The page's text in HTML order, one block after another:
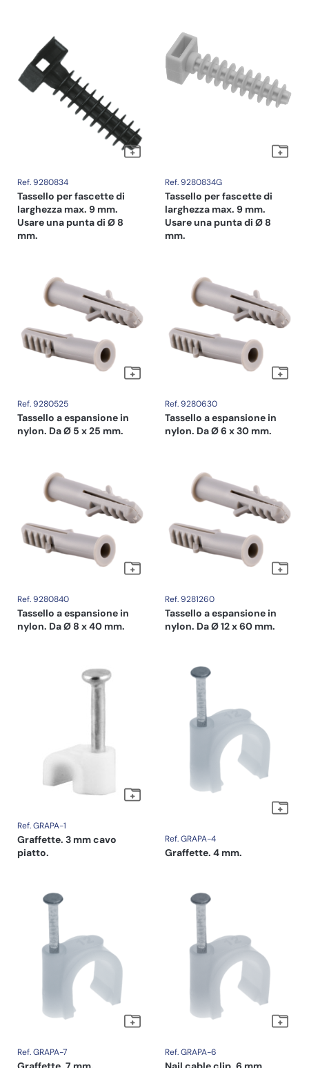
Ref. 9280834
Tassello per fascette di
larghezza max. 9 mm.
Usare una punta di Ø 8
mm.
Ref. 9280834G
Tassello per fascette di
larghezza max. 9 mm.
Usare una punta di Ø 8
mm.
Ref. 9280525
Tassello a espansione in
nylon. Da Ø 5 x 25 mm.
Ref. 9280630
Tassello a espansione in
nylon. Da Ø 6 x 30 mm.
Ref. 9280840
Tassello a espansione in
nylon. Da Ø 8 x 40 mm.
Ref. 9281260
Tassello a espansione in
nylon. Da Ø 12 x 60 mm.
Ref. GRAPA-1
Graffette. 3 mm cavo
piatto.
Ref. GRAPA-4
Graffette. 4 mm.
Ref. GRAPA-7 Ref. GRAPA-6